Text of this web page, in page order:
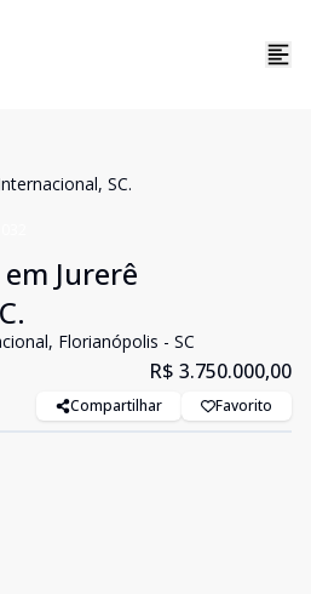
SC.
Jurerê
Florianópolis - SC
R$ 3.750.000,00
Compartilhar Favorito